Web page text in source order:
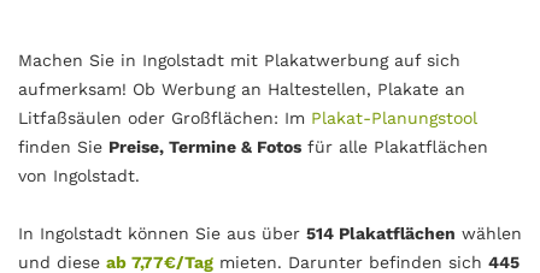
Machen Sie in Ingolstadt mit Plakatwerbung auf sich
aufmerksam! Ob Werbung an Haltestellen, Plakate an
Litfaßsäulen oder Großflächen: Im Plakat-Planungstool
finden Sie Preise, Termine & Fotos für alle Plakatflächen
von Ingolstadt.
In Ingolstadt können Sie aus über 514 Plakatflächen wählen
und diese ab 7,77€/Tag mieten. Darunter befinden sich 445